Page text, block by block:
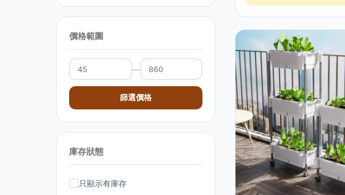
價格範圍
—
篩選價格
庫存狀態
只顯示有庫存